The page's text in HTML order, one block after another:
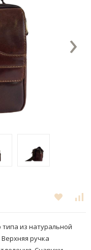
›
типа из натуральной
ручка